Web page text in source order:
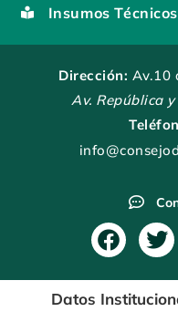
Insumos Técnicos
Dirección: Av.10
Av. República y
F
a
c
e
T
w
i
t
Datos